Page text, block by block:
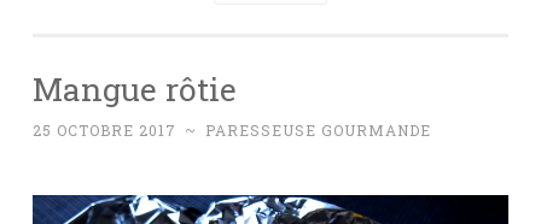
Mangue rôtie
25 OCTOBRE 2017 ~ PARESSEUSE GOURMANDE